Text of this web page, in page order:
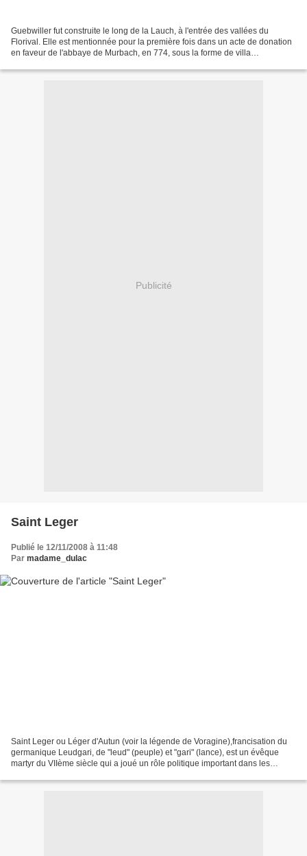
Guebwiller fut construite le long de la Lauch, à l'entrée des vallées du
Florival. Elle est mentionnée pour la première fois dans un acte de donation
en faveur de l'abbaye de Murbach, en 774, sous la forme de villa
Publicité
Saint Leger
Publié le 12/11/2008 à 11:48
Par madame_dulac
Saint Leger ou Léger d'Autun (voir la légende de Voragine),francisation du
germanique Leudgari, de "leud" (peuple) et "gari" (lance), est un évêque
martyr du VIIème siècle qui a joué un rôle politique important dans les